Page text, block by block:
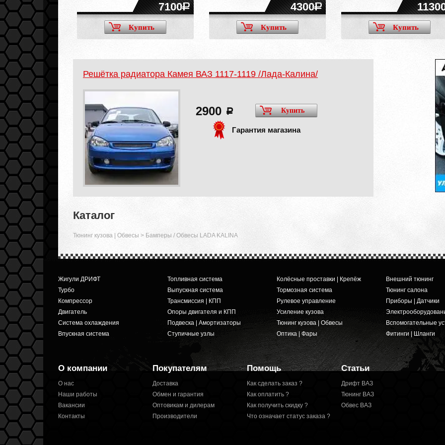
11300 7100
Купить
4300
Купить Купить
Решётка радиатора Камея ВАЗ 1117-1119 /Лада-Калина/
2900 a Купить
Гарантия магазина
Каталог
Тюнинг кузова | Обвесы > Бамперы / Обвесы LADA KALINA
Жигули ДРИФТ
Турбо
Компрессор
Двигатель
Система охлаждения
Впускная система
Топливная система
Выпускная система
Трансмиссия | КПП
Опоры двигателя и КПП
Подвеска | Амортизаторы
Ступичные узлы
Колёсные проставки | Крепёж
Тормозная система
Рулевое управление
Усиление кузова
Тюнинг кузова | Обвесы
Оптика | Фары
Внешний тюнинг
Тюнинг салона
Приборы | Датчики
Вспомогательные
Фитинги | Шланги
О компании
О нас
Наши работы
Вакансии
Контакты
Покупателям
Доставка
Обмен и гарантия
Оптовикам и дилерам
Производители
Помощь
Как сделать заказ ?
Как оплатить ?
Как получить скидку ?
Что означает статус заказа ?
Статьи
Дрифт ВАЗ
Тюнинг ВАЗ
Обвес ВАЗ